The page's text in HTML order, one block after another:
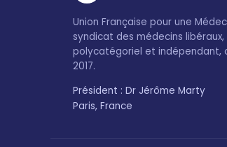
Union Française pour une
syndicat des médecins libéraux,
polycatégoriel et indépendant,
2017.
Président : Dr Jérôme Marty
Paris, France